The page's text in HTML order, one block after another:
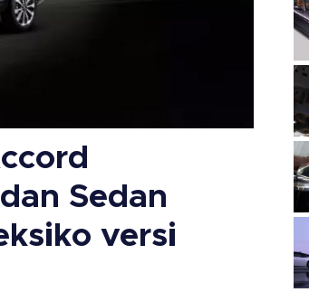
Sedan
versi